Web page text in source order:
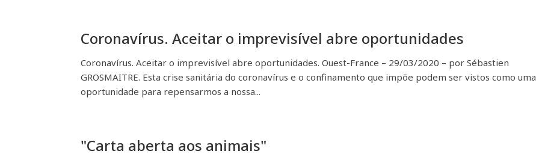
Coronavírus. Aceitar o imprevisível abre oportunidades
Coronavírus. Aceitar o imprevisível abre oportunidades. Ouest-France – 29/03/2020 – por Sébastien
GROSMAITRE. Esta crise sanitária do coronavírus e o confinamento que impõe podem ser vistos como uma
oportunidade para repensarmos a nossa...
"Carta aberta aos animais"